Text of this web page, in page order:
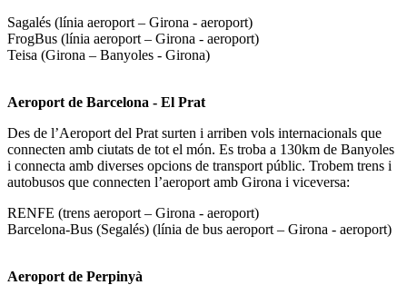
Sagalés (línia aeroport – Girona - aeroport)
FrogBus (línia aeroport – Girona - aeroport)
Teisa (Girona – Banyoles - Girona)
Aeroport de Barcelona - El Prat
Des de l’Aeroport del Prat surten i arriben vols internacionals que
connecten amb ciutats de tot el món. Es troba a 130km de Banyoles
i connecta amb diverses opcions de transport públic. Trobem trens i
autobusos que connecten l’aeroport amb Girona i viceversa:
RENFE (trens aeroport – Girona - aeroport)
Barcelona-Bus (Segalés) (línia de bus aeroport – Girona - aeroport)
Aeroport de Perpinyà